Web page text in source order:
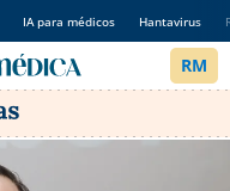
IA para médicos Hantavirus